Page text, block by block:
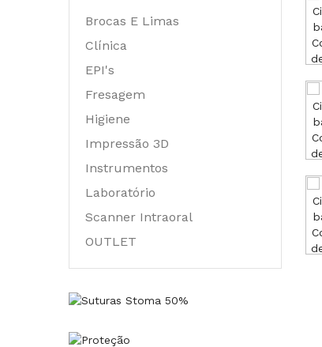
Brocas E Limas
Clínica
EPI's
Fresagem
Higiene
Impressão 3D
Instrumentos
Laboratório
Scanner Intraoral
OUTLET